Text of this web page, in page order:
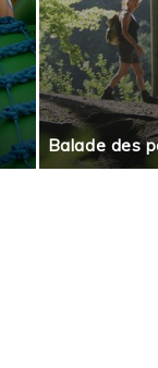
Balade des